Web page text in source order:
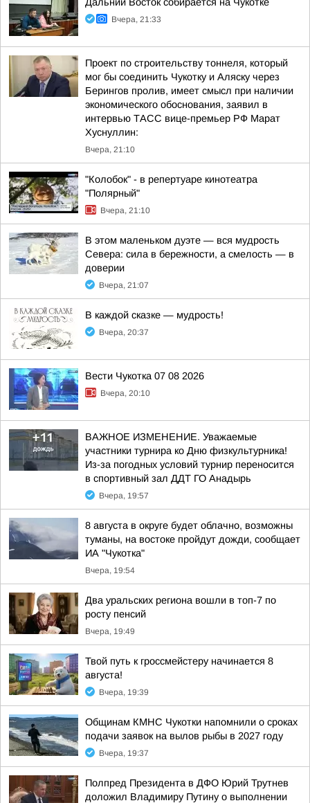
Вчера, 21:33
Проект по строительству тоннеля, который
мог бы соединить Чукотку и Аляску через
Берингов пролив, имеет смысл при наличии
экономического обоснования, заявил в
интервью ТАСС вице-премьер РФ Марат
Хуснуллин:
Вчера, 21:10
"Колобок" - в репертуаре кинотеатра
"Полярный"
Вчера, 21:10
В этом маленьком дуэте — вся мудрость
Севера: сила в бережности, а смелость — в
доверии
Вчера, 21:07
В каждой сказке — мудрость!
Вчера, 20:37
Вести Чукотка 07 08 2026
Вчера, 20:10
ВАЖНОЕ ИЗМЕНЕНИЕ. Уважаемые
участники турнира ко Дню физкультурника!
Из-за погодных условий турнир переносится
в спортивный зал ДДТ ГО Анадырь
Вчера, 19:57
8 августа в округе будет облачно, возможны
туманы, на востоке пройдут дожди, сообщает
ИА "Чукотка"
Вчера, 19:54
Два уральских региона вошли в топ-7 по
росту пенсий
Вчера, 19:49
Твой путь к гроссмейстеру начинается 8
августа!
Вчера, 19:39
Общинам КМНС Чукотки напомнили о сроках
подачи заявок на вылов рыбы в 2027 году
Вчера, 19:37
Полпред Президента в ДФО Юрий Трутнев
доложил Владимиру Путину о выполнении